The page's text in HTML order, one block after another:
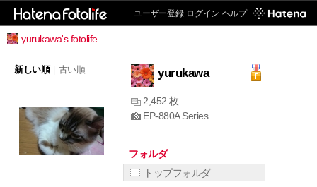
ユーザー登録 ログイン ヘルプ
yurukawa's fotolife
新しい順 古い順 yurukawa
2,452 枚
EP-880A Series
フォルダ
トップフォルダ